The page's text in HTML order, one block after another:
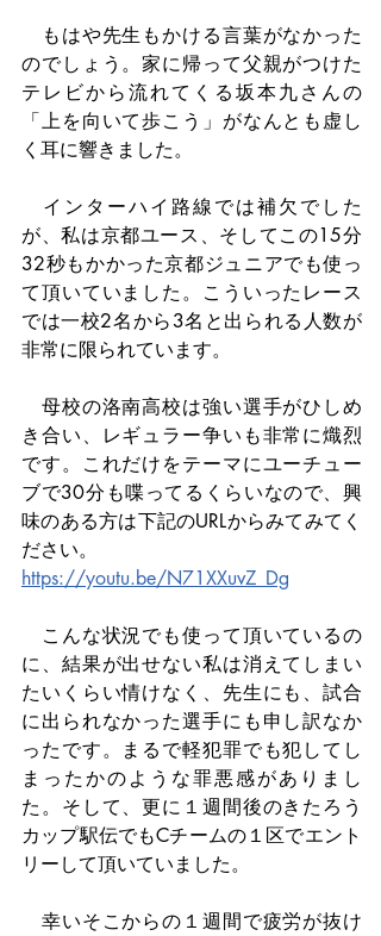
もはや先生もかける言葉がなかった
のでしょう。家に帰って父親がつけた
テレビから流れてくる坂本九さんの
「上を向いて歩こう」がなんとも虚し
く耳に響きました。
インターハイ路線では補欠でした
が、私は京都ユース、そしてこの15分
32秒もかかった京都ジュニアでも使っ
て頂いていました。こういったレース
では一校2名から3名と出られる人数が
非常に限られています。
母校の洛南高校は強い選手がひしめ
き合い、レギュラー争いも非常に熾烈
です。これだけをテーマにユーチュー
ブで30分も喋ってるくらいなので、興
味のある方は下記のURLからみてみてく
ださい。
https://youtu.be/N71XXuvZ_Dg
こんな状況でも使って頂いているの
に、結果が出せない私は消えてしまい
たいくらい情けなく、先生にも、試合
に出られなかった選手にも申し訳なか
ったです。まるで軽犯罪でも犯してし
まったかのような罪悪感がありまし
た。そして、更に１週間後のきたろう
カップ駅伝でもCチームの１区でエント
リーして頂いていました。
幸いそこからの１週間で疲労が抜け